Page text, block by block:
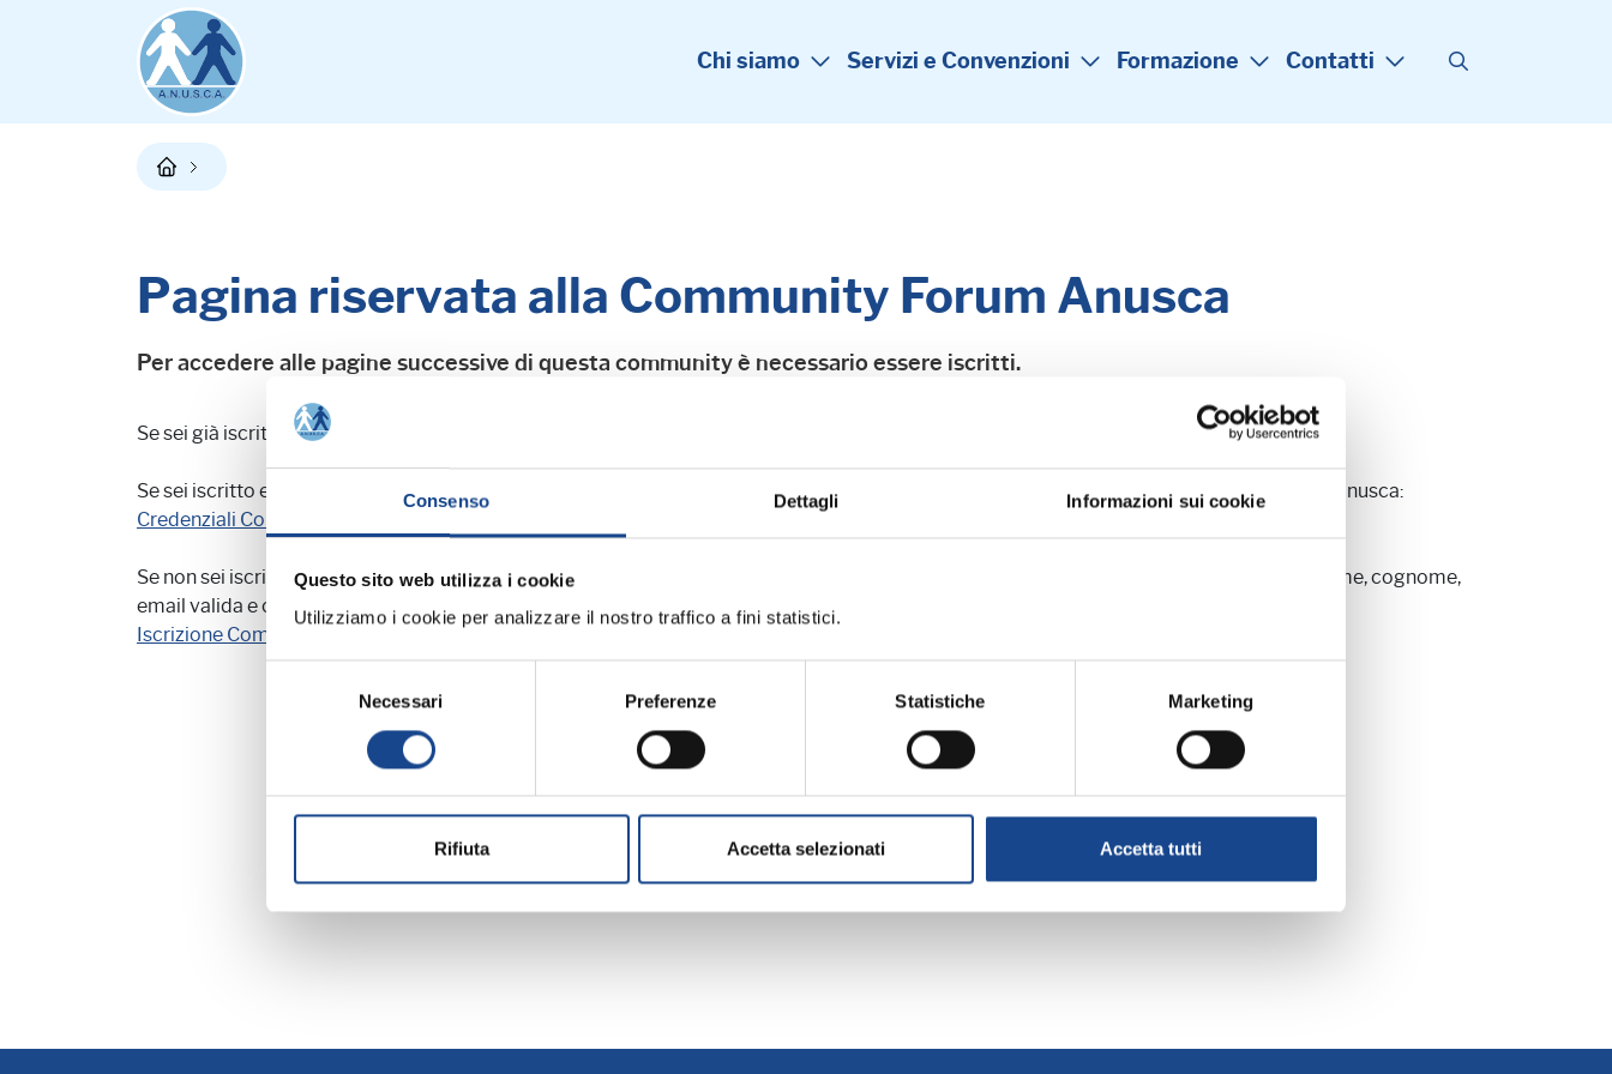
Consenso Dettagli Informazioni sui cookie
Questo sito web utilizza i cookie
Utilizziamo i cookie per analizzare il nostro traffico a fini statistici.
Necessari Preferenze Statistiche Marketing
Rifiuta Accetta selezionati Accetta tutti
Chi siamo Servizi e Convenzioni Formazione Contatti
Pagina riservata alla Community Forum Anusca
Per accedere alle pagine successive di questa community è necessario essere iscritti.
Se sei già iscritto, effettua il login
Se sei iscritto e non ricordi il tuo username o la tua password, scrivi per ottenere le credenziali della tua iscrizione per Community Forum Anusca:
Credenziali Community Forum Anusca
Se non sei iscritto e desideri accedere a questa Community, invia la tua richiesta di iscrizione alla Redazione web di Anusca, indicando nome, cognome,
email valida e comune di apprtenenza (questi dati devono far riferimento ad un socio Anusca per l'anno in corso):
Iscrizione Community Forum Anusca